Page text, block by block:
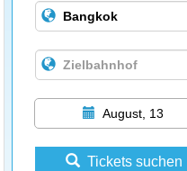
August, 13
Tickets suchen